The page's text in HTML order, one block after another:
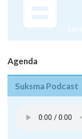
Agenda
Suksma Podcast